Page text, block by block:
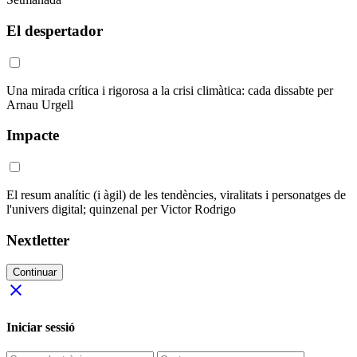
El despertador
Una mirada crítica i rigorosa a la crisi climàtica: cada dissabte per
Arnau Urgell
Impacte
El resum analític (i àgil) de les tendències, viralitats i personatges de
l'univers digital; quinzenal per Victor Rodrigo
Nextletter
Continuar
close
Iniciar sessió